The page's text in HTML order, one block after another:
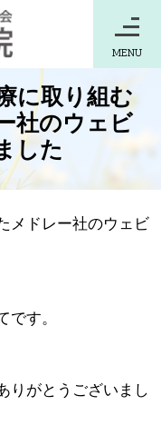
MENU
に取り組む
社のウェビ
した
メドレー社のウェビ
す。
りがとうございまし